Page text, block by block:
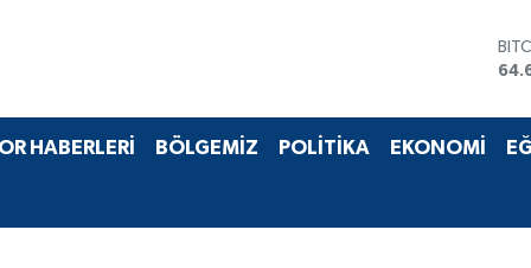
HABERLERİ BÖLGEMİZ POLİTİKA EKONOMİ